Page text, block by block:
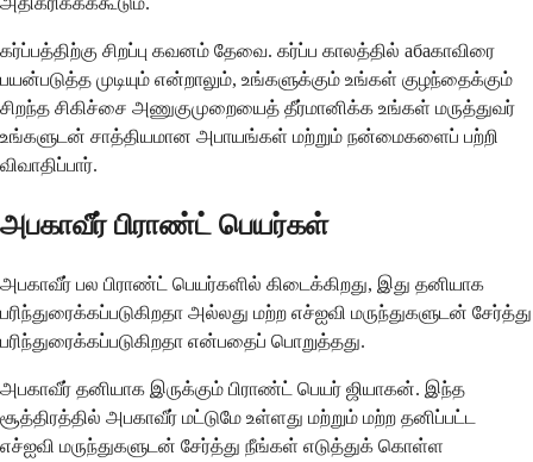
கர்ப்பத்திற்கு சிறப்பு கவனம் தேவை. கர்ப்ப காலத்தில் абаகாவிரை
பயன்படுத்த முடியும் என்றாலும், உங்களுக்கும் உங்கள் குழந்தைக்கும்
சிறந்த சிகிச்சை அணுகுமுறையைத் தீர்மானிக்க உங்கள் மருத்துவர்
உங்களுடன் சாத்தியமான அபாயங்கள் மற்றும் நன்மைகளைப் பற்றி
விவாதிப்பார்.
அபகாவீர் பிராண்ட் பெயர்கள்
அபகாவீர் பல பிராண்ட் பெயர்களில் கிடைக்கிறது, இது தனியாக
பரிந்துரைக்கப்படுகிறதா அல்லது மற்ற எச்ஐவி மருந்துகளுடன் சேர்த்து
பரிந்துரைக்கப்படுகிறதா என்பதைப் பொறுத்தது.
அபகாவீர் தனியாக இருக்கும் பிராண்ட் பெயர் ஜியாகன். இந்த
சூத்திரத்தில் அபகாவீர் மட்டுமே உள்ளது மற்றும் மற்ற தனிப்பட்ட
எச்ஐவி மருந்துகளுடன் சேர்த்து நீங்கள் எடுத்துக் கொள்ள